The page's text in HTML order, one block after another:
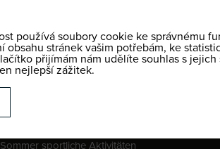
PREISLISTEN
Ski- und Snowboardschulen
Sommer sportliche Aktivitäten